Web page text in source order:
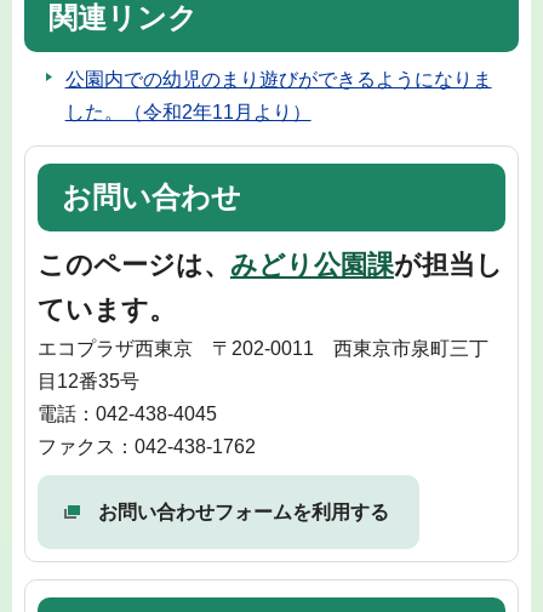
関連リンク
公園内での幼児のまり遊びができるようになりま
した。（令和2年11月より）
お問い合わせ
このページは、 みどり公園課が担当し
ています。
エコプラザ西東京 〒202-0011 西東京市泉町三丁
目12番35号
電話：042-438-4045
ファクス：042-438-1762
お問い合わせフォームを利用する